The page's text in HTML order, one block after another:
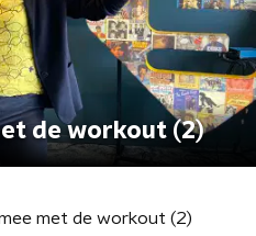
de workout (2)
met de workout (2)